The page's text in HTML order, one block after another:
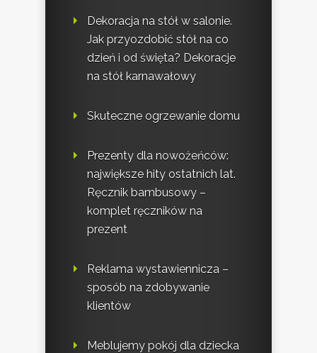
Dekoracja na stół w salonie.
Jak przyozdobić stół na co
dzień i od święta? Dekoracje
na stół karnawałowy
Skuteczne ogrzewanie domu
Prezenty dla nowożeńców:
największe hity ostatnich lat.
Ręcznik bambusowy –
komplet ręczników na
prezent
Reklama wystawiennicza –
sposób na zdobywanie
klientów
Meblujemy pokój dla dziecka